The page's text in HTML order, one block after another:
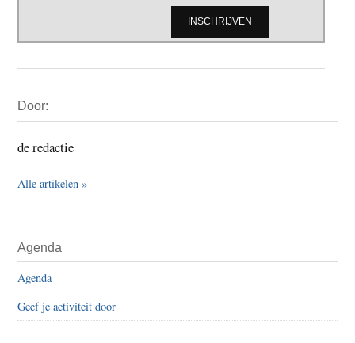
Sidebar
Door:
de redactie
Alle artikelen »
Agenda
Agenda
Geef je activiteit door